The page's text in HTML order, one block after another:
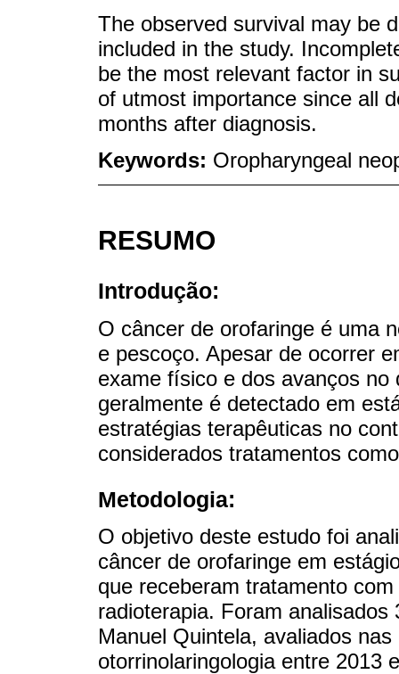
The observed survival may be
included in the study.
be the most relevant factor in
of utmost importance since all
months after diagnosis.
Keywords: Oropharyngeal
RESUMO
Introdução:
O câncer de orofaringe é uma
e pescoço. Apesar de ocorrer
exame físico e dos avanços
geralmente é detectado em
estratégias terapêuticas no
considerados tratamentos
Metodologia:
O objetivo deste estudo foi
câncer de orofaringe em
que receberam tratamento
radioterapia. Foram
Manuel Quintela, avaliados
otorrinolaringologia entre 2013